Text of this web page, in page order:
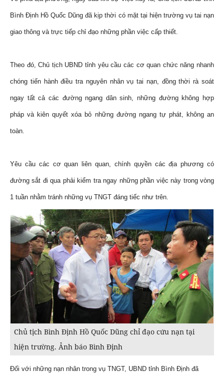
Bình Định Hồ Quốc Dũng đã kịp thời có mặt tại hiện trường vụ tai nạn
giao thông và trực tiếp chỉ đạo những phần việc cấp thiết.
Theo đó, Chủ tịch UBND tỉnh yêu cầu các cơ quan chức năng nhanh
chóng tiến hành điều tra nguyên nhân vụ tai nạn, đồng thời rà soát
ngay tất cả các đường ngang dân sinh, những đường không hợp
pháp và kiên quyết xóa bỏ những đường ngang tự phát, không an
toàn.
Yêu cầu các cơ quan liên quan, chính quyền các địa phương có
đường sắt đi qua phải kiểm tra ngay những phần việc này trong vòng
1 tuần nhằm tránh những vụ TNGT đáng tiếc như trên.
Chủ tịch Bình Định Hồ Quốc Dũng chỉ đạo cứu nạn tại
hiện trường. Ảnh báo Bình Định
Đối với những nạn nhân trong vụ TNGT, UBND tỉnh Bình Định đã